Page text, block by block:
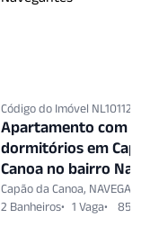
Código do Imóvel NL10112767
Apartamento com 2
dormitórios em Capão
Canoa no bairro
Capão da Canoa, NAVEGANTES
2 Banheiros
1 Vaga 85 m²